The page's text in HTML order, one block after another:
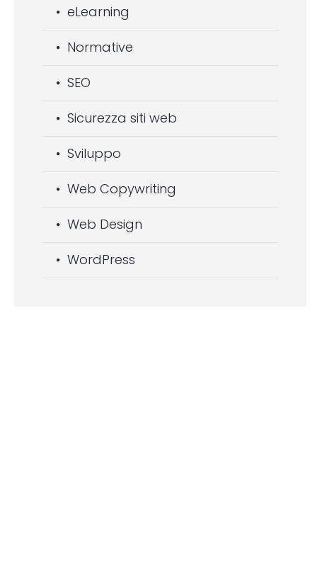
eLearning
Normative
SEO
Sicurezza siti web
Sviluppo
Web Copywriting
Web Design
WordPress